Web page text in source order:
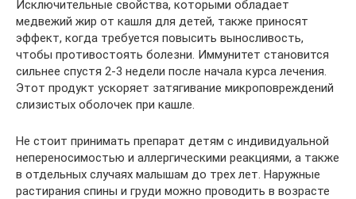
Исключительные свойства, которыми обладает
медвежий жир от кашля для детей, также приносят
эффект, когда требуется повысить выносливость,
чтобы противостоять болезни. Иммунитет становится
сильнее спустя 2-3 недели после начала курса лечения.
Этот продукт ускоряет затягивание микроповреждений
слизистых оболочек при кашле.
Не стоит принимать препарат детям с индивидуальной
непереносимостью и аллергическими реакциями, а также
в отдельных случаях малышам до трех лет. Наружные
растирания спины и груди можно проводить в возрасте